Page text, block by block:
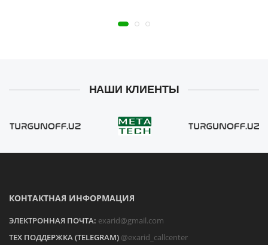
НАШИ КЛИЕНТЫ
КОНТАКТНАЯ ИНФОРМАЦИЯ
ЭЛЕКТРОННАЯ ПОЧТА: exarid@gmail.com
ТЕХ ПОДДЕРЖКА (TELEGRAM) @exarid_callcenter